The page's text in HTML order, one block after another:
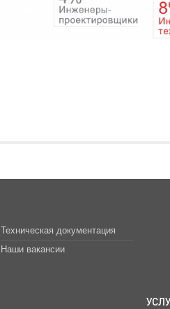
Техническая документация
Наши вакансии